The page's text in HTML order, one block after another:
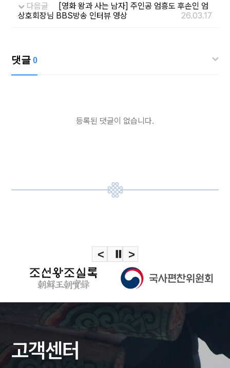
다음글
[영화 왕과 사는 남자] 주인공 엄흥도 후손인 엄
상호회장님 BBS방송 인터뷰 영상
26.03.17
댓글 0
등록된 댓글이 없습니다.
< ⏸ >
고객센터